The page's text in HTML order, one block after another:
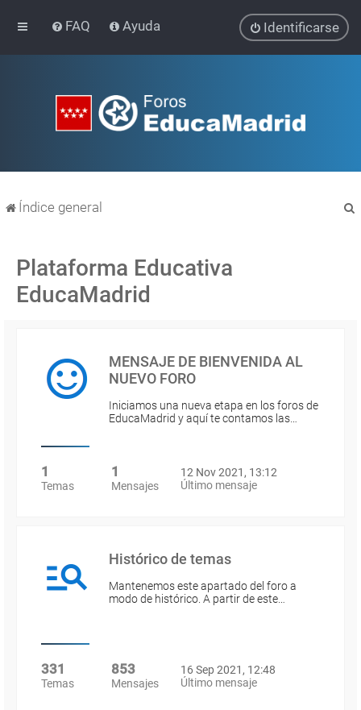
FAQ Ayuda Identificarse
Índice general
Plataforma Educativa
EducaMadrid
MENSAJE DE BIENVENIDA AL
NUEVO FORO
Iniciamos una nueva etapa en los foros de
EducaMadrid y aquí te contamos las…
1
Temas
1
Mensajes
12 Nov 2021, 13:12
Último mensaje
Histórico de temas
Mantenemos este apartado del foro a
modo de histórico. A partir de este…
331
Temas
853
Mensajes
16 Sep 2021, 12:48
Último mensaje